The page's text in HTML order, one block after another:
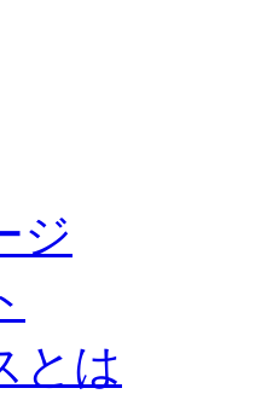
ジ
とは